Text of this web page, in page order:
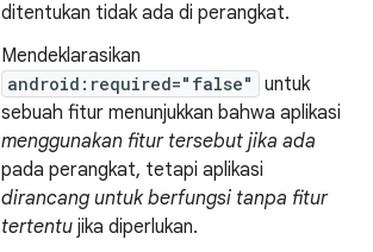
ditentukan tidak ada di perangkat.
Mendeklarasikan
android:required="false"
untuk
sebuah fitur menunjukkan bahwa aplikasi
menggunakan fitur tersebut jika ada
pada perangkat, tetapi aplikasi
dirancang untuk berfungsi tanpa fitur
tertentu jika diperlukan.